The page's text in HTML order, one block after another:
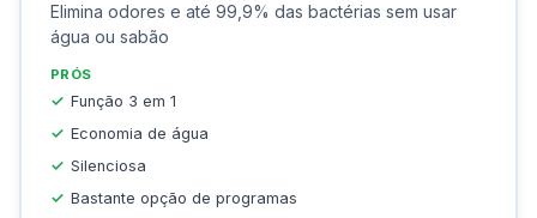
Elimina odores e até 99,9% das bactérias sem usar
água ou sabão
PRÓS
Função 3 em 1
Economia de água
Silenciosa
Bastante opção de programas